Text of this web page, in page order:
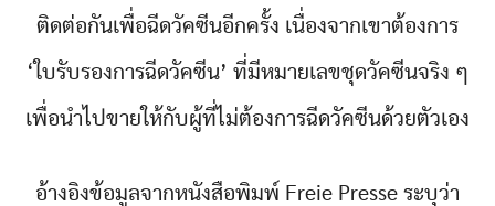
ติดต่อกันเพื่อฉีดวัคซีนอีกครั้ง เนื่องจากเขาต้องการ
‘ใบรับรองการฉีดวัคซีน’ ที่มีหมายเลขชุดวัคซีนจริง ๆ
เพื่อนำไปขายให้กับผู้ที่ไม่ต้องการฉีดวัคซีนด้วยตัวเอง
อ้างอิงข้อมูลจากหนังสือพิมพ์ Freie Presse ระบุว่า